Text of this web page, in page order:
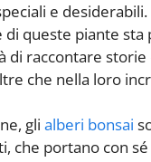
e desiderabili.
di queste piante sta
di raccontare
che nella loro
gli alberi bonsai
che portano con